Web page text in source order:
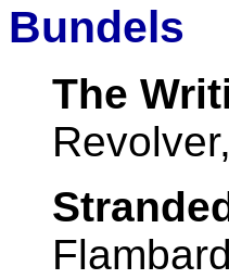
Bundels
The